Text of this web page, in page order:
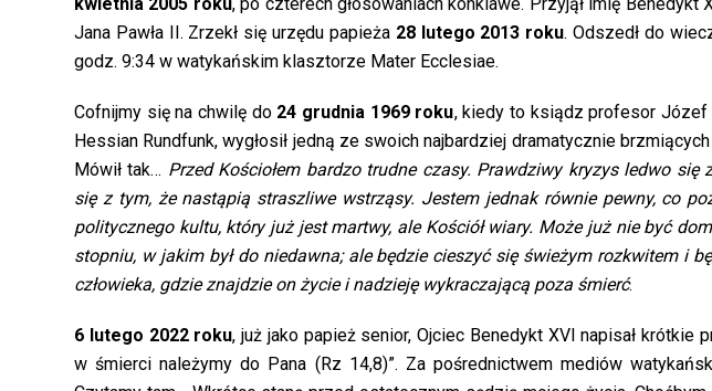
kwietnia 2005 roku, po czterech głosowaniach konklawe. Przyjął imię Benedykt
Jana Pawła II. Zrzekł się urzędu papieża 28 lutego 2013 roku. Odszedł do
godz. 9:34 w watykańskim klasztorze Mater Ecclesiae.
Cofnijmy się na chwilę do 24 grudnia 1969 roku, kiedy to ksiądz profesor Józef
Hessian Rundfunk, wygłosił jedną ze swoich najbardziej dramatycznie
Mówił tak… Przed Kościołem bardzo trudne czasy. Prawdziwy kryzys ledwo się
się z tym, że nastąpią straszliwe wstrząsy. Jestem jednak równie pewny, co
politycznego kultu, który już jest martwy, ale Kościół wiary. Może już nie być
stopniu, w jakim był do niedawna; ale będzie cieszyć się świeżym rozkwitem i
człowieka, gdzie znajdzie on życie i nadzieję wykraczającą poza śmierć.
6 lutego 2022 roku, już jako papież senior, Ojciec Benedykt XVI napisał krótkie
w śmierci należymy do Pana (Rz 14,8)”. Za pośrednictwem mediów